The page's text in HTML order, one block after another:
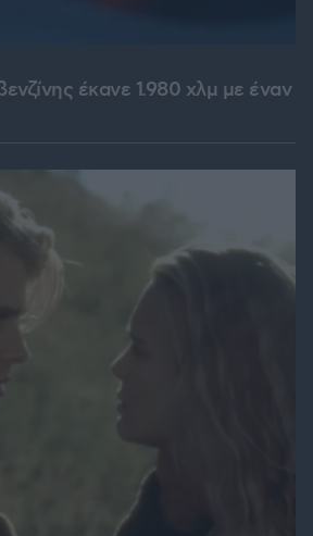
έκανε 1.980 χλμ με έναν